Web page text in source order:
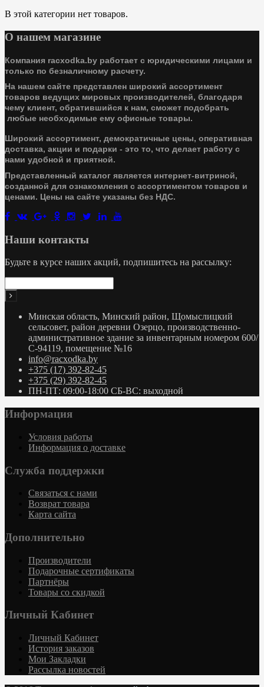
В этой категории нет товаров.
О нашем магазине
Компания racxodka.by работает с юридическими лицами и
только по безналичному расчету.
На нашем сайте представлен широкий ассортимент
товаров ведущих мировых производителей, благодаря
чему клиент, обратившийся к нам, сможет подобрать
любые необходимые ему офисные товары.
Широкий ассортимент, демократичные цены, оперативная
доставка, акции и подарки - это то, что делает работу с
нами удобной и приятной.
Представленный каталог является интернет-витриной,
созданной для ознакомления с ассортиментом товаров и
ценами. Цены на сайте указаны без НДС.
Наши контакты
Будьте в курсе наших акций, подпишитесь на рассылку:
Минская область, Минский район, Щомыслицкий
сельсовет, район деревни Озерцо, производственно-
административное здание за инвентарным номером 600/
С-94119, помещение №16
info@racxodka.by
+375 (17) 392-82-45
+375 (29) 392-82-45
ПН-ПТ: 09:00-18:00 СБ-ВС: выходной
Информация
Условия работы
Информация о доставке
Служба поддержки
Связаться с нами
Возврат товара
Карта сайта
Дополнительно
Производители
Подарочные сертификаты
Партнёры
Товары со скидкой
Личный Кабинет
Личный Кабинет
История заказов
Мои Закладки
Рассылка новостей